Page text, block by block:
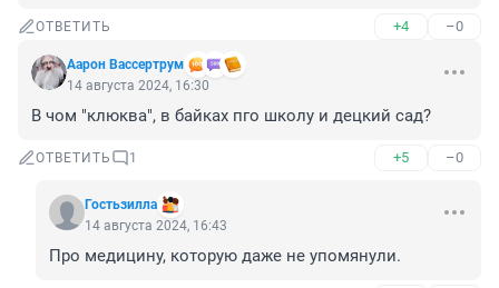
ОТВЕТИТЬ +4 –0
Аарон Вассертрум
14 августа 2024, 16:30
В чом "клюква", в байках пго школу и децкий сад?
ОТВЕТИТЬ 1 +5 –0
Гостьзилла
14 августа 2024, 16:43
Про медицину, которую даже не упомянули.